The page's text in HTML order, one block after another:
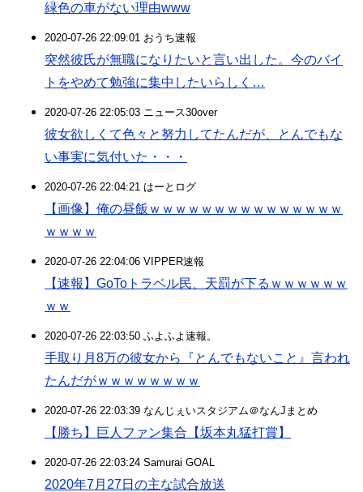
緑色の車がない理由www
2020-07-26 22:09:01 おうち速報
突然彼氏が無職になりたいと言い出した。今のバイ
トをやめて勉強に集中したいらしく…
2020-07-26 22:05:03 ニュース30over
彼女欲しくて色々と努力してたんだが、とんでもな
い事実に気付いた・・・
2020-07-26 22:04:21 はーとログ
【画像】俺の昼飯ｗｗｗｗｗｗｗｗｗｗｗｗｗｗｗ
ｗｗｗｗ
2020-07-26 22:04:06 VIPPER速報
【速報】GoToトラベル民、天罰が下るｗｗｗｗｗｗ
ｗｗ
2020-07-26 22:03:50 ふよふよ速報。
手取り月8万の彼女から『とんでもないこと』言われ
たんだがｗｗｗｗｗｗｗｗ
2020-07-26 22:03:39 なんじぇいスタジアム＠なんJまとめ
【勝ち】巨人ファン集合【坂本丸猛打賞】
2020-07-26 22:03:24 Samurai GOAL
2020年7月27日の主な試合放送